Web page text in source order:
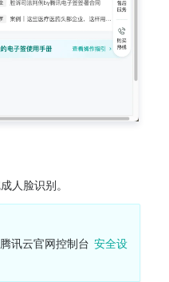
人脸识别。
讯云官网控制台 安全设